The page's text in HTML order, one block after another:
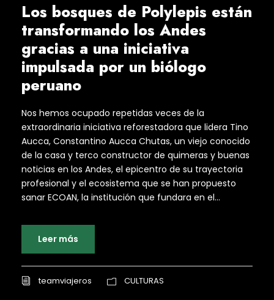
Los bosques de Polylepis están
transformando los Andes
gracias a una iniciativa
impulsada por un biólogo
peruano
Nos hemos ocupado repetidas veces de la
extraordinaria iniciativa reforestadora que lidera Tino
Aucca, Constantino Aucca Chutas, un viejo conocido
de la casa y terco constructor de quimeras y buenas
noticias en los Andes, el epicentro de su trayectoria
profesional y el ecosistema que se han propuesto
sanar ECOAN, la institución que fundara en el...
Leer más
teamviajeros CULTURAS